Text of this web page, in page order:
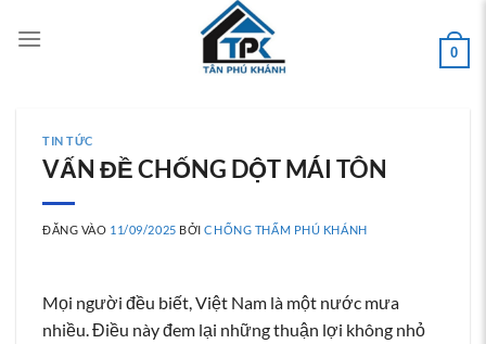
qua
0
TIN TỨC
VẤN ĐỀ CHỐNG DỘT MÁI TÔN
ĐĂNG VÀO 11/09/2025 BỞICHỐNG THẤM PHÚ KHÁNH
Mọi người đều biết, Việt Nam là một nước mưa
nhiều. Điều này đem lại những thuận lợi không nhỏ